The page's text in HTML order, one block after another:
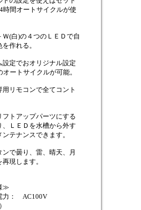
時間オートサイクルが使
Ｗ(白)の４つのＬＥＤで自
作れる。
設定でおオリジナル設定
オートサイクルが可能。
用リモコンで全てコント
フトアップパーツにする
、ＬＥＤを水槽から外す
テナンスできます。
ンで曇り、雷、晴天、月
現します。
≫
力： AC100V